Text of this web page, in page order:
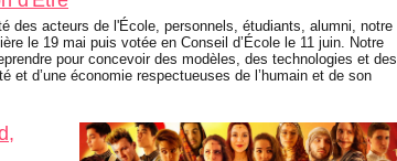
des acteurs de l'École, personnels, étudiants, alumni, notre
le 19 mai puis votée en Conseil d’École le 11 juin. Notre
pour concevoir des modèles, des technologies et des
et d’une économie respectueuses de l’humain et de son